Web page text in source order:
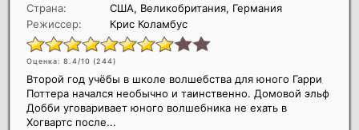
Страна:
США, Великобритания, Германия
Режиссер:
Крис Коламбус
Оценка: 8.4/10 (244)
Второй год учёбы в школе волшебства для юного Гарри
Поттера начался необычно и таинственно. Домовой эльф
Добби уговаривает юного волшебника не ехать в
Хогвартс после...